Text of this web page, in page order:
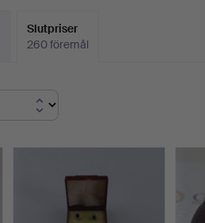
Slutpriser
260 föremål